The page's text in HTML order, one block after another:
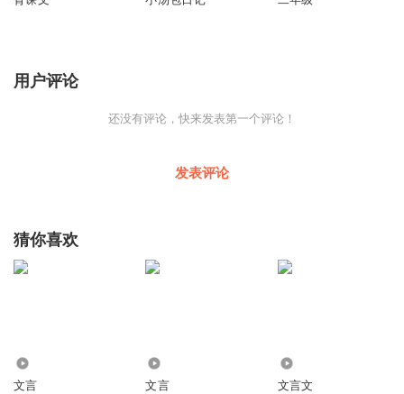
用户评论
还没有评论，快来发表第一个评论！
发表评论
猜你喜欢
文言 文言 文言文